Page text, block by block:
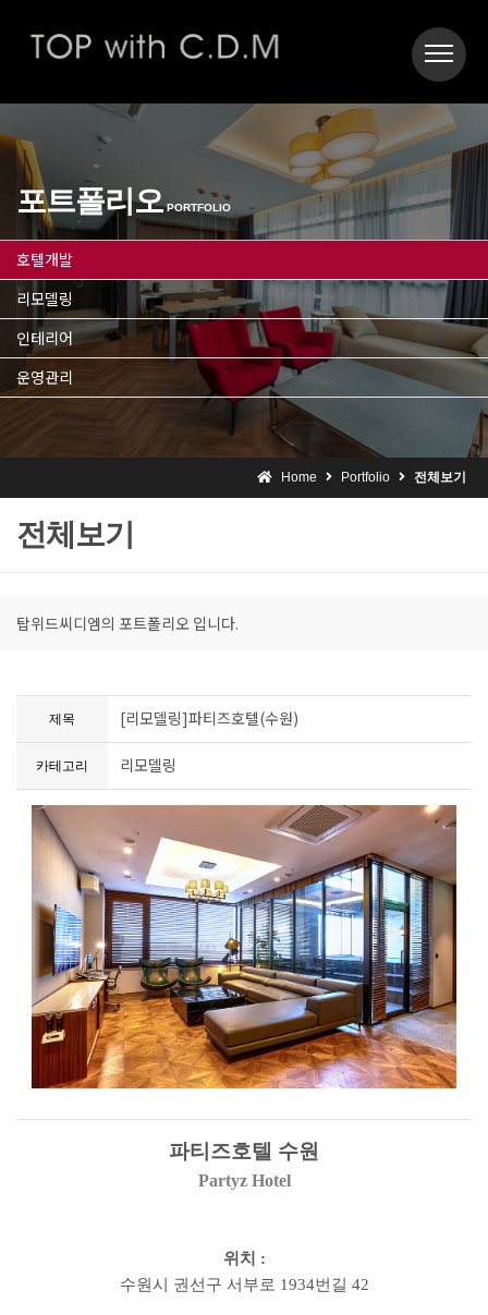
포트폴리오 PORTFOLIO
호텔개발
리모델링
인테리어
운영관리
Home Portfolio 전체보기
전체보기
탑위드씨디엠의 포트폴리오 입니다.
제목 [리모델링]파티즈호텔(수원)
카테고리 리모델링
파티즈호텔 수원
Partyz Hotel
위치 :
수원시 권선구 서부로 1934번길 42